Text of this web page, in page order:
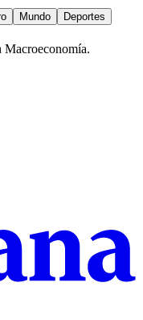
Mundo
Deportes
Macroeconomía.